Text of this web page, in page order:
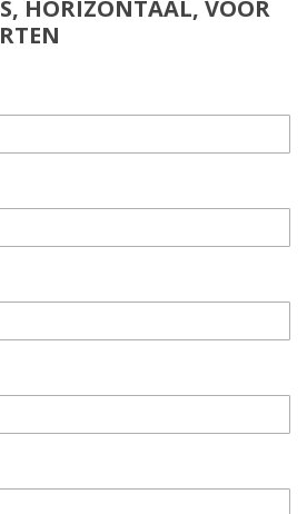
HORIZONTAAL, VOOR